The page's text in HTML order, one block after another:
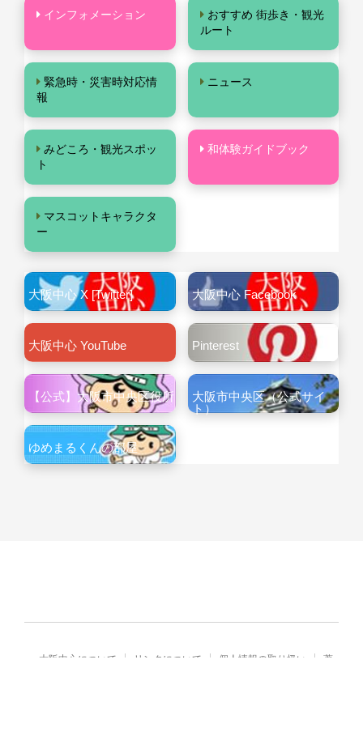
インフォメーション
おすすめ 街歩き・観光
ルート
緊急時・災害時対応情
報
ニュース
みどころ・観光スポッ
ト
和体験ガイドブック
マスコットキャラクタ
ー
大阪中心 X [Twitter] 大阪中心 Facebook
大阪中心 YouTube Pinterest
【公式】大阪市中央区役所
大阪市中央区（公式サイ
ト）
ゆめまるくんの部屋
大阪中心について リンクについて 個人情報の取り扱い
著